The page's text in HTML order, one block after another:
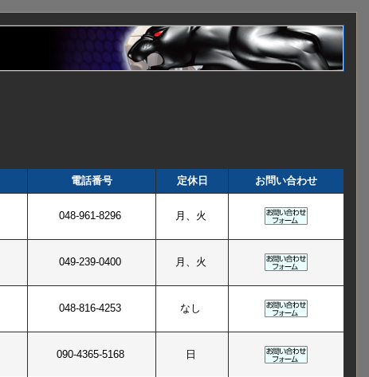
電話番号 定休日 お問い合わせ
048-961-8296 月、火
049-239-0400 月、火
048-816-4253 なし
090-4365-5168 日